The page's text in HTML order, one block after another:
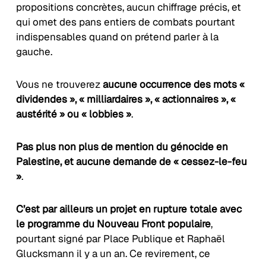
propositions concrètes, aucun chiffrage précis, et
qui omet des pans entiers de combats pourtant
indispensables quand on prétend parler à la
gauche.
Vous ne trouverezaucune occurrence des mots «
dividendes », « milliardaires », « actionnaires », «
austérité » ou « lobbies ».
Pas plus non plus de mention du génocide en
Palestine, et aucune demande de « cessez-le-feu
».
C’est par ailleurs un projet en rupture totale avec
le programme du Nouveau Front populaire,
pourtant signé par Place Publique et Raphaël
Glucksmann il y a un an. Ce revirement, ce